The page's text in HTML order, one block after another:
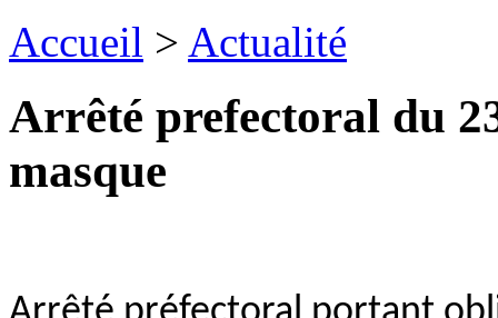
Accueil > Actualité
Arrêté prefectoral du
masque